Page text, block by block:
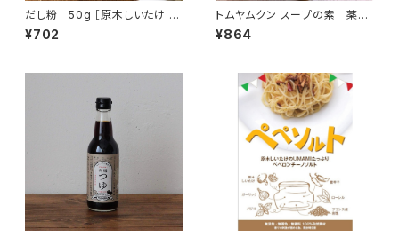
だし粉 50g ［原木しいたけ と
日高昆布 の粉末出汁］
¥702
トムヤムクン スープの素 薬膳
スパイスミックス
¥864